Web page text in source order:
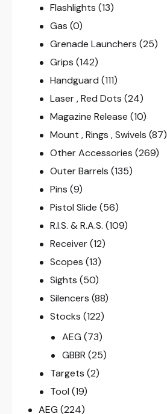
Flashlights (13)
Gas (0)
Grenade Launchers (25)
Grips (142)
Handguard (111)
Laser , Red Dots (24)
Magazine Release (10)
Mount , Rings , Swivels (87)
Other Accessories (269)
Outer Barrels (135)
Pins (9)
Pistol Slide (56)
R.I.S. & R.A.S. (109)
Receiver (12)
Scopes (13)
Sights (50)
Silencers (88)
Stocks (122)
AEG (73)
GBBR (25)
Targets (2)
Tool (19)
AEG (224)